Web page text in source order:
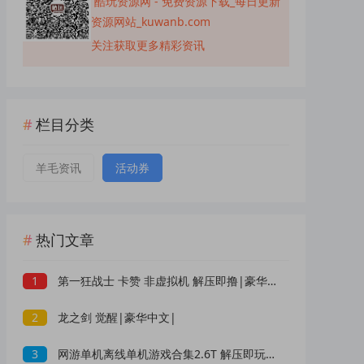
资源网站_kuwanb.com
关注获取更多精彩资讯
栏目分类
羊毛资讯 活动券
热门文章
1 第一狂战士 卡赞 非虚拟机 解压即撸|豪华中文|
2 龙之剑 觉醒|豪华中文|
3 网游单机离线单机游戏合集2.6T 解压即玩 网盘下载 一键端免安装免配置